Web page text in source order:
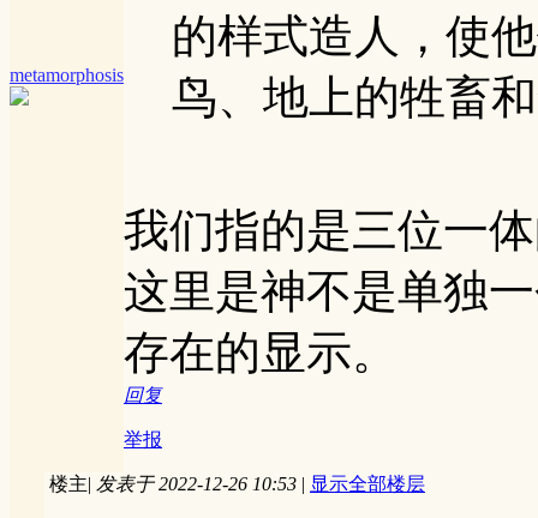
metamorphosis
的样式造人，使
鸟、地上的牲畜
我们指的是三位一
这里是神不是单独
存在的显示。
回复
举报
楼主| 发表于 2022-12-26 10:53 | 显示全部楼层